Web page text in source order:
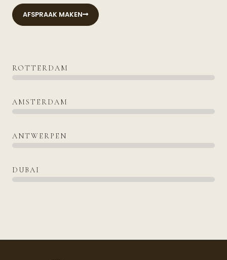
AFSPRAAK MAKEN
ROTTERDAM
AMSTERDAM
ANTWERPEN
DUBAI